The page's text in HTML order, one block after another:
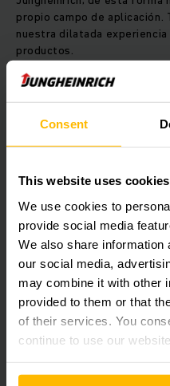
Consent
This website uses cookies
We use cookies to
provide social media
We also share information
our social media,
may combine it with other
provided to them or that
of their services. You
continue to use our website.
propio campo de aplicación.
nuestra dilatada
productos.
Juegos de cables
proveedor
juegos de cables. Prestamos
expectativas en lo que
tenemos en cuenta en
flexibilidad durante su
siempre dispuestos a
La producción es, en su
gran numero y a la
trabajo, este procedimiento
la automatización. Además,